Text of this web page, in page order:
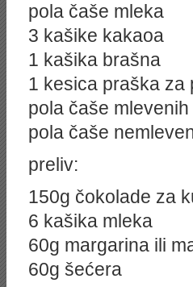
pola čaše mleka
3 kašike kakaoa
1 kašika brašna
1 kesica praška za
pola čaše
pola čaše
preliv:
150g čokolade za
6 kašika mleka
60g margarina ili
60g šećera